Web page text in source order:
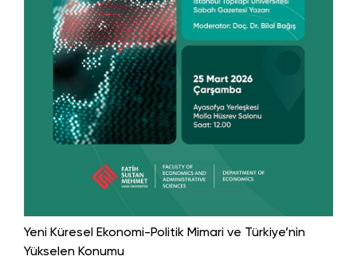
Yeni Küresel Ekonomi-Politik Mimari ve Türkiye’nin
Yükselen Konumu